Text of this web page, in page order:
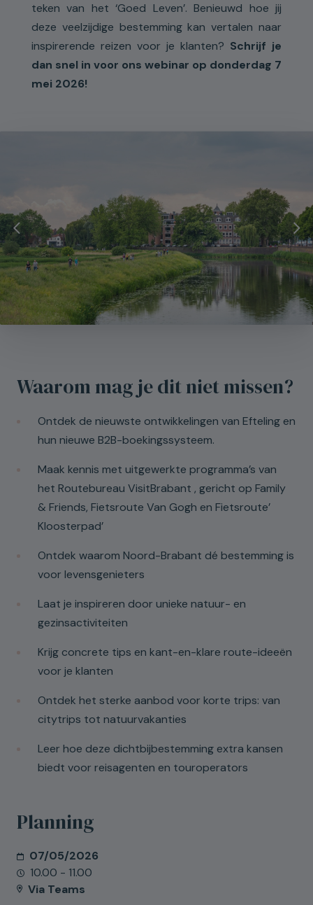
teken van het ‘Goed Leven’. Benieuwd hoe jij
deze veelzijdige bestemming kan vertalen naar
inspirerende reizen voor je klanten? Schrijf je
dan snel in voor ons webinar op donderdag 7
mei 2026!
Planning
07/05/2026
10.00 - 11.00
Via Teams
Waarom mag je dit niet missen?
Ontdek de nieuwste ontwikkelingen van Efteling en
hun nieuwe B2B-boekingssysteem.
Maak kennis met uitgewerkte programma’s van
het Routebureau VisitBrabant , gericht op Family
& Friends, Fietsroute Van Gogh en Fietsroute’
Kloosterpad’
Ontdek waarom Noord-Brabant dé bestemming is
voor levensgenieters
Laat je inspireren door unieke natuur- en
gezinsactiviteiten
Krijg concrete tips en kant-en-klare route-ideeën
voor je klanten
Ontdek het sterke aanbod voor korte trips: van
citytrips tot natuurvakanties
Leer hoe deze dichtbijbestemming extra kansen
biedt voor reisagenten en touroperators
Schrijf je in
Bedrijf
Voornaam